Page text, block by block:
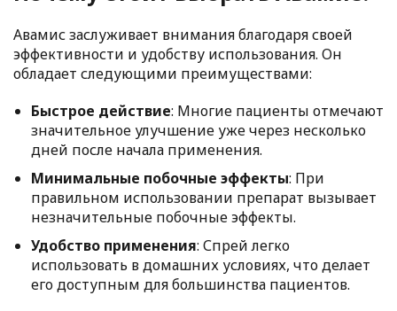
Авамис заслуживает внимания благодаря своей
эффективности и удобству использования. Он
обладает следующими преимуществами:
Быстрое действие: Многие пациенты отмечают
значительное улучшение уже через несколько
дней после начала применения.
Минимальные побочные эффекты: При
правильном использовании препарат вызывает
незначительные побочные эффекты.
Удобство применения: Спрей легко
использовать в домашних условиях, что делает
его доступным для большинства пациентов.